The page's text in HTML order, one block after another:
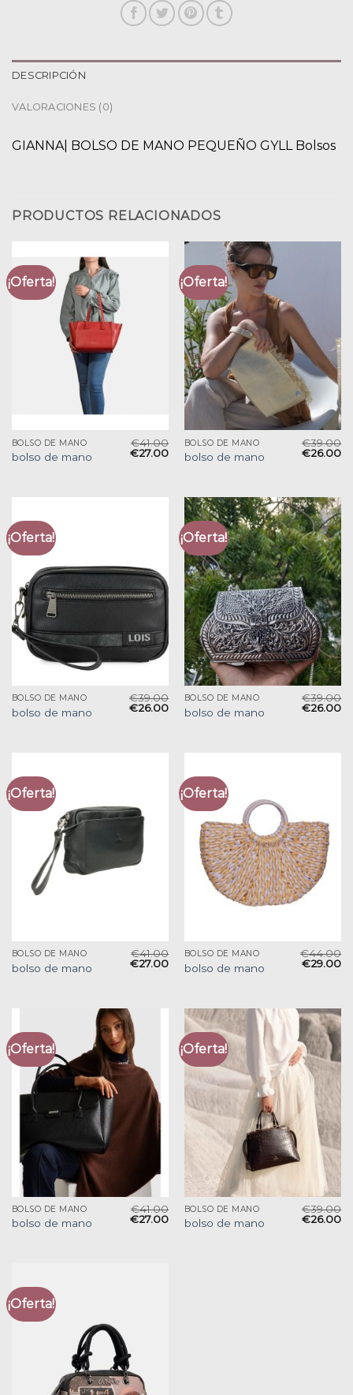
DESCRIPCIÓN
VALORACIONES (0)
GIANNA| BOLSO DE MANO PEQUEÑO GYLL Bolsos
PRODUCTOS RELACIONADOS
¡Oferta!
BOLSO DE MANO
bolso de mano
€41.00
€27.00
¡Oferta!
BOLSO DE MANO
bolso de mano
€39.00
€26.00
¡Oferta!
BOLSO DE MANO
bolso de mano
€39.00
€26.00
¡Oferta!
BOLSO DE MANO
bolso de mano
€39.00
€26.00
¡Oferta!
BOLSO DE MANO
bolso de mano
€41.00
€27.00
¡Oferta!
BOLSO DE MANO
bolso de mano
€44.00
€29.00
¡Oferta!
BOLSO DE MANO
bolso de mano
€41.00
€27.00
¡Oferta!
BOLSO DE MANO
bolso de mano
€39.00
€26.00
¡Oferta!